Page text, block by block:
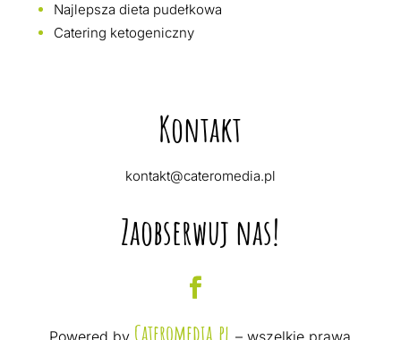
Najlepsza dieta pudełkowa
Catering ketogeniczny
Kontakt
kontakt@cateromedia.pl
Zaobserwuj nas!
Cateromedia.pl